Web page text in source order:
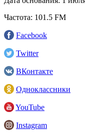
Частота: 101.5 FM
Facebook
Twitter
ВКонтакте
Одноклассники
YouTube
Instagram